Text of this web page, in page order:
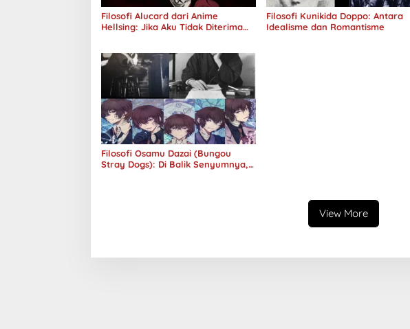
Filosofi Alucard dari Anime
Hellsing: Jika Aku Tidak Diterima
Filosofi Kunikida Doppo: Antara
Idealisme dan Romantisme
Filosofi Osamu Dazai (Bungou
Stray Dogs): Di Balik Senyumnya,
View More